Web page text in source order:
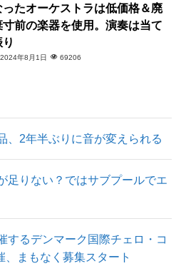
ったオーケストラは低価格＆廃
寸前の楽器を使用。演奏は当て
2024年8月1日 69206
、2年半ぶりに音が変えられる
足りない？ではサブプールでエ
するデンマーク国際チェロ・コ
まもなく募集スタート